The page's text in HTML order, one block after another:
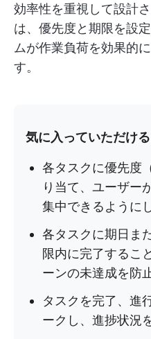
効率性を重視して設計
は、優先度と期限を設
ムが作業負荷を効果的
す。
気に入っていただける
各タスクに優先度
り当て、ユーザー
集中できるように
各タスクに期日ま
限内に完了するこ
ーンの未達成を防
タスクを完了、進
ークし、進捗状況